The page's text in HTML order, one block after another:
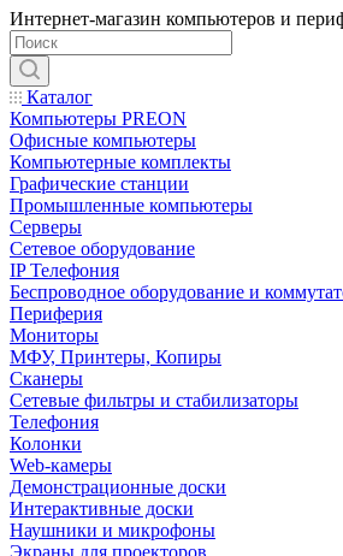
Интернет-магазин компьютеров и
Каталог
Компьютеры PREON
Офисные компьютеры
Компьютерные комплекты
Графические станции
Промышленные компьютеры
Серверы
Сетевое оборудование
IP Телефония
Беспроводное оборудование и
Периферия
Мониторы
МФУ, Принтеры, Копиры
Сканеры
Сетевые фильтры и стабилизаторы
Телефония
Колонки
Web-камеры
Демонстрационные доски
Интерактивные доски
Наушники и микрофоны
Экраны для проекторов